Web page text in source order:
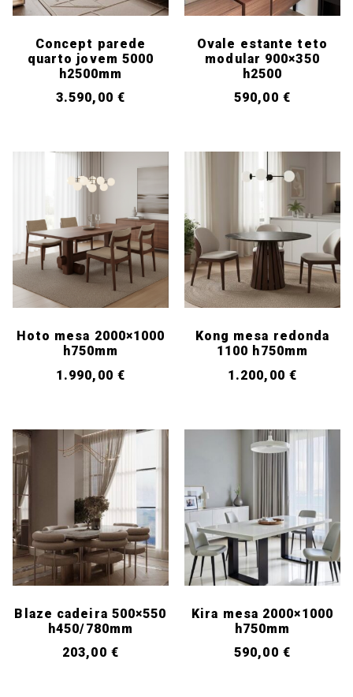
Concept parede
quarto jovem 5000
h2500mm
3.590,00 €
Ovale estante teto
modular 900×350
h2500
590,00 €
Hoto mesa 2000×1000
h750mm
1.990,00 €
Kong mesa redonda
1100 h750mm
1.200,00 €
Blaze cadeira 500×550
h450/780mm
203,00 €
Kira mesa 2000×1000
h750mm
590,00 €